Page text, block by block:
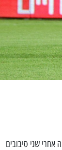
אחרי שני סיבובים